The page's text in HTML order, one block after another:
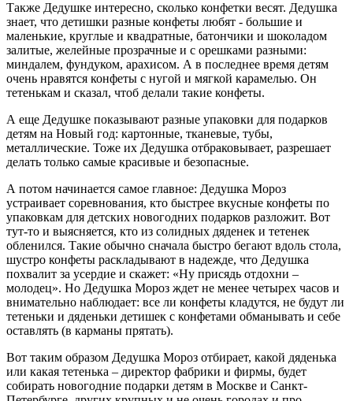
Также Дедушке интересно, сколько конфетки весят. Дедушка
знает, что детишки разные конфеты любят - большие и
маленькие, круглые и квадратные, батончики и шоколадом
залитые, желейные прозрачные и с орешками разными:
миндалем, фундуком, арахисом. А в последнее время детям
очень нравятся конфеты с нугой и мягкой карамелью. Он
тетенькам и сказал, чтоб делали такие конфеты.
А еще Дедушке показывают разные упаковки для подарков
детям на Новый год: картонные, тканевые, тубы,
металлические. Тоже их Дедушка отбраковывает, разрешает
делать только самые красивые и безопасные.
А потом начинается самое главное: Дедушка Мороз
устраивает соревнования, кто быстрее вкусные конфеты по
упаковкам для детских новогодних подарков разложит. Вот
тут-то и выясняется, кто из солидных дяденек и тетенек
обленился. Такие обычно сначала быстро бегают вдоль стола,
шустро конфеты раскладывают в надежде, что Дедушка
похвалит за усердие и скажет: «Ну присядь отдохни –
молодец». Но Дедушка Мороз ждет не менее четырех часов и
внимательно наблюдает: все ли конфеты кладутся, не будут ли
тетеньки и дяденьки детишек с конфетами обманывать и себе
оставлять (в карманы прятать).
Вот таким образом Дедушка Мороз отбирает, какой дяденька
или какая тетенька – директор фабрики и фирмы, будет
собирать новогодние подарки детям в Москве и Санкт-